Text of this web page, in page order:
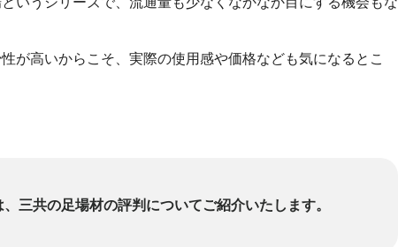
が高いからこそ、実際の使用感や価格なども気になるとこ
三共の足場材の評判についてご紹介いたします。